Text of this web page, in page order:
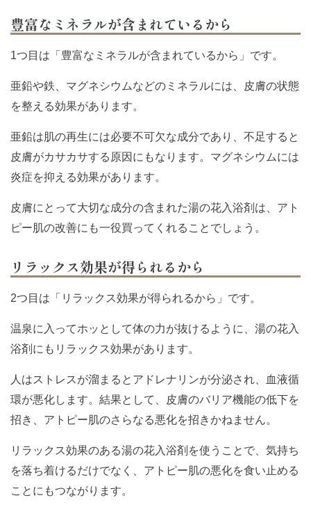
豊富なミネラルが含まれているから
1つ目は「豊富なミネラルが含まれているから」です。
亜鉛や鉄、マグネシウムなどのミネラルには、皮膚の状態
を整える効果があります。
亜鉛は肌の再生には必要不可欠な成分であり、不足すると
皮膚がカサカサする原因にもなります。マグネシウムには
炎症を抑える効果があります。
皮膚にとって大切な成分の含まれた湯の花入浴剤は、アト
ピー肌の改善にも一役買ってくれることでしょう。
リラックス効果が得られるから
2つ目は「リラックス効果が得られるから」です。
温泉に入ってホッとして体の力が抜けるように、湯の花入
浴剤にもリラックス効果があります。
人はストレスが溜まるとアドレナリンが分泌され、血液循
環が悪化します。結果として、皮膚のバリア機能の低下を
招き、アトピー肌のさらなる悪化を招きかねません。
リラックス効果のある湯の花入浴剤を使うことで、気持ち
を落ち着けるだけでなく、アトピー肌の悪化を食い止める
ことにもつながります。